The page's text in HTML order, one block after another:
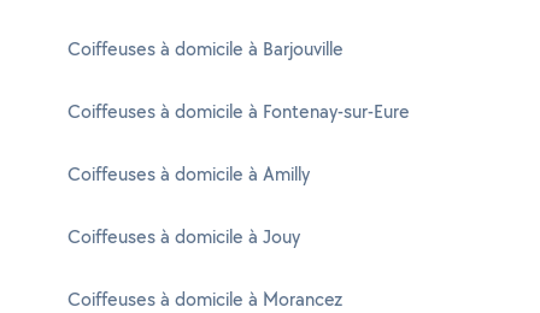
Coiffeuses à domicile à Barjouville
Coiffeuses à domicile à Fontenay-sur-Eure
Coiffeuses à domicile à Amilly
Coiffeuses à domicile à Jouy
Coiffeuses à domicile à Morancez